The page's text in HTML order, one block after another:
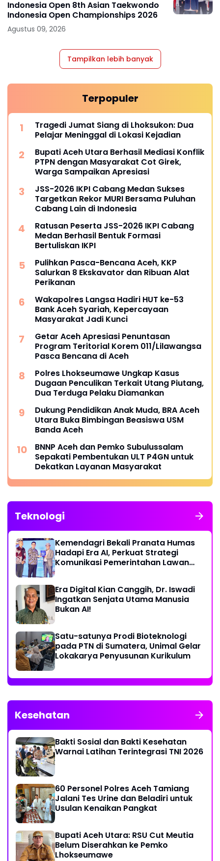
Indonesia Open 8th Asian Taekwondo
Indonesia Open Championships 2026
Agustus 09, 2026
Tampilkan lebih banyak
Terpopuler
Tragedi Jumat Siang di Lhoksukon: Dua
Pelajar Meninggal di Lokasi Kejadian
Bupati Aceh Utara Berhasil Mediasi Konflik
PTPN dengan Masyarakat Cot Girek,
Warga Sampaikan Apresiasi
JSS-2026 IKPI Cabang Medan Sukses
Targetkan Rekor MURI Bersama Puluhan
Cabang Lain di Indonesia
Ratusan Peserta JSS-2026 IKPI Cabang
Medan Berhasil Bentuk Formasi
Bertuliskan IKPI
Pulihkan Pasca-Bencana Aceh, KKP
Salurkan 8 Ekskavator dan Ribuan Alat
Perikanan
Wakapolres Langsa Hadiri HUT ke-53
Bank Aceh Syariah, Kepercayaan
Masyarakat Jadi Kunci
Getar Aceh Apresiasi Penuntasan
Program Teritorial Korem 011/Lilawangsa
Pasca Bencana di Aceh
Polres Lhokseumawe Ungkap Kasus
Dugaan Penculikan Terkait Utang Piutang,
Dua Terduga Pelaku Diamankan
Dukung Pendidikan Anak Muda, BRA Aceh
Utara Buka Bimbingan Beasiswa USM
Banda Aceh
BNNP Aceh dan Pemko Subulussalam
Sepakati Pembentukan ULT P4GN untuk
Dekatkan Layanan Masyarakat
Teknologi
Kemendagri Bekali Pranata Humas
Hadapi Era AI, Perkuat Strategi
Komunikasi Pemerintahan Lawan
Era Digital Kian Canggih, Dr. Iswadi
Ingatkan Senjata Utama Manusia
Bukan AI!
Satu-satunya Prodi Bioteknologi
pada PTN di Sumatera, Unimal Gelar
Lokakarya Penyusunan Kurikulum
Kesehatan
Bakti Sosial dan Bakti Kesehatan
Warnai Latihan Terintegrasi TNI 2026
60 Personel Polres Aceh Tamiang
Jalani Tes Urine dan Beladiri untuk
Usulan Kenaikan Pangkat
Bupati Aceh Utara: RSU Cut Meutia
Belum Diserahkan ke Pemko
Lhokseumawe